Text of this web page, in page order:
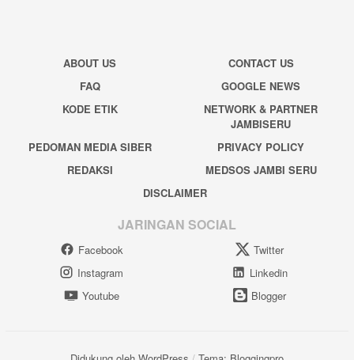
ABOUT US
CONTACT US
FAQ
GOOGLE NEWS
KODE ETIK
NETWORK & PARTNER
JAMBISERU
PEDOMAN MEDIA SIBER
PRIVACY POLICY
REDAKSI
MEDSOS JAMBI SERU
DISCLAIMER
JARINGAN SOCIAL
Facebook
Twitter
Instagram
Linkedin
Youtube
Blogger